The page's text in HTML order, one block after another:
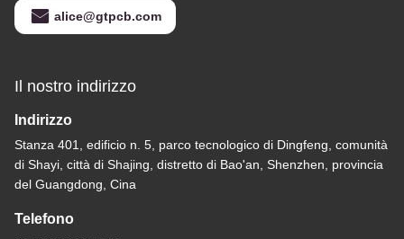
alice@gtpcb.com
Il nostro indirizzo
Indirizzo
Stanza 401, edificio n. 5, parco tecnologico di Dingfeng, comunità
di Shayi, città di Shajing, distretto di Bao'an, Shenzhen, provincia
del Guangdong, Cina
Telefono